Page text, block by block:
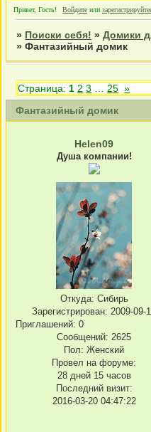
Привет, Гость! Войдите или
» Поиски себя! »Домики
»Фантазийный домик
Фантазийный домик
Страница: 1 2 3 25 »
Helen09
Душа компании!
Откуда: Сибирь
Зарегистрирован: 2009-09-
Приглашений: 0
Сообщений: 2625
Пол: Женский
Провел на форуме:
28 дней 15 часов
Последний визит:
2016-03-20 04:47:22